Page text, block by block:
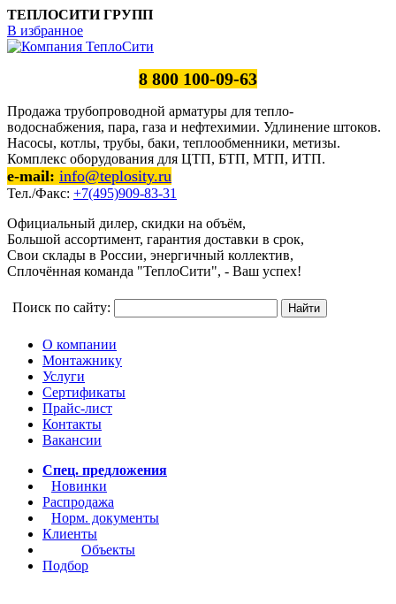
ТЕПЛОСИТИ ГРУПП
В избранное
8 800 100-09-63
Продажа трубопроводной арматуры для тепло-
водоснабжения, пара, газа и нефтехимии. Удлинение штоков.
Насосы, котлы, трубы, баки, теплообменники, метизы.
Комплекс оборудования для ЦТП, БТП, МТП, ИТП.
e-mail: info@teplosity.ru
Тел./Факс: +7(495)909-83-31
Официальный дилер, скидки на объём,
Большой ассортимент, гарантия доставки в срок,
Свои склады в России, энергичный коллектив,
Сплочённая команда "ТеплоСити", - Ваш успех!
Поиск по сайту:
О компании
Монтажнику
Услуги
Сертификаты
Прайс-лист
Контакты
Вакансии
Спец. предложения
Новинки
Распродажа
Норм. документы
Клиенты
Объекты
Подбор